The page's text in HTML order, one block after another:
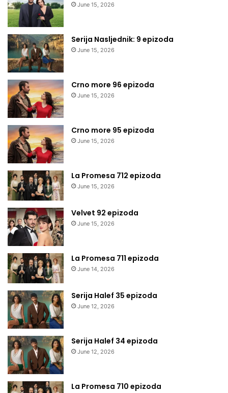
June 15, 2026
Serija Nasljednik: 9 epizoda
June 15, 2026
Crno more 96 epizoda
June 15, 2026
Crno more 95 epizoda
June 15, 2026
La Promesa 712 epizoda
June 15, 2026
Velvet 92 epizoda
June 15, 2026
La Promesa 711 epizoda
June 14, 2026
Serija Halef 35 epizoda
June 12, 2026
Serija Halef 34 epizoda
June 12, 2026
La Promesa 710 epizoda